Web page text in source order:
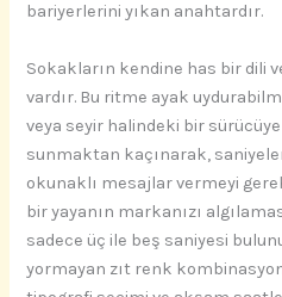
bariyerlerini yıkan anahtardır.
Sokakların kendine has bir dili
vardır. Bu ritme ayak
veya seyir halindeki bir
sunmaktan kaçınarak,
okunaklı mesajlar vermeyi
bir yayanın markanızı
sadece üç ile beş saniyesi
yormayan zıt renk